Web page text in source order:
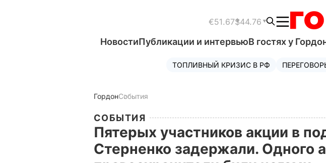
€51.67$44.76
НовостиПубликации и интервьюВ гостях у
ТОПЛИВНЫЙ КРИЗИС В РФ
ГордонСобытия
СОБЫТИЯ
Пятерых участников акции в
Стерненко задержали. Одного